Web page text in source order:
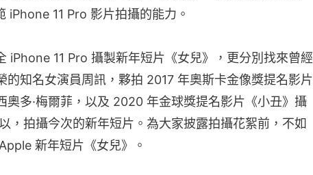
iPhone 11 Pro 影片拍攝的能力。
iPhone 11 Pro 攝製新年短片《女兒》，更分別找來曾經
的知名女演員周訊，夥拍 2017 年奧斯卡金像獎提名影片
奧多·梅爾菲，以及 2020 年金球獎提名影片《小丑》攝
，拍攝今次的新年短片。為大家披露拍攝花絮前，不如
新年短片《女兒》。